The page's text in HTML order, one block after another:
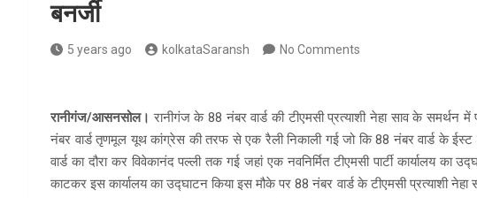
बनर्जी
5 years ago kolkataSaransh No Comments
रानीगंज/आसनसोल। रानीगंज के 88 नंबर वार्ड की टीएमसी प्रत्याशी नेहा साव के
नंबर वार्ड तृणमूल यूथ कांग्रेस की तरफ से एक रैली निकाली गई जो कि 88 नंबर वार्ड के ईस्ट
वार्ड का दौरा कर विवेकानंद पल्ली तक गई जहां एक नवनिर्मित टीएमसी पार्टी कार्यालय का
काटकर इस कार्यालय का उद्घाटन किया इस मौके पर 88 नंबर वार्ड के टीएमसी प्रत्याशी नेहा